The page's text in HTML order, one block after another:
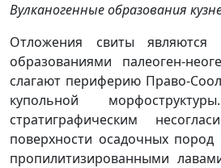
Вулканогенные образования
Отложения свиты являются
образованиями палеоген-
слагают периферию Право-
купольной
стратиграфическим
поверхности осадочных пород
пропилитизированными